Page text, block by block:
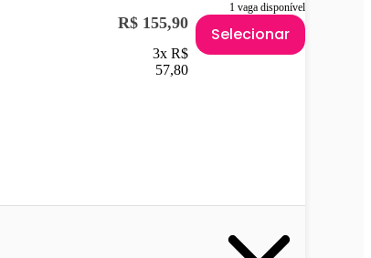
1 vaga disponível
R$ 155,90
3x R$
57,80
Selecionar